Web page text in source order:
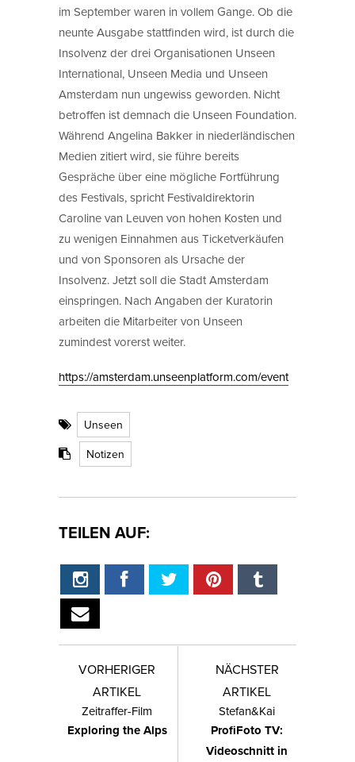
im September waren in vollem Gange. Ob die
neunte Ausgabe stattfinden wird, ist durch die
Insolvenz der drei Organisationen Unseen
International, Unseen Media und Unseen
Amsterdam nun ungewiss geworden. Nicht
betroffen ist demnach die Unseen Foundation.
Während Angelina Bakker in niederländischen
Medien zitiert wird, sie führe bereits
Gespräche über eine mögliche Fortführung
des Festivals, spricht Festivaldirektorin
Caroline van Leuven von hohen Kosten und
zu wenigen Einnahmen aus Ticketverkäufen
und von Sponsoren als Ursache der
Insolvenz. Jetzt soll die Stadt Amsterdam
einspringen. Nach Angaben der Kuratorin
arbeiten die Mitarbeiter von Unseen
zumindest vorerst weiter.
https://amsterdam.unseenplatform.com/event
Unseen
Notizen
TEILEN AUF:
VORHERIGER
ARTIKEL
Zeitraffer-Film
Exploring the Alps
NÄCHSTER
ARTIKEL
Stefan&Kai
ProfiFoto TV:
Videoschnitt in